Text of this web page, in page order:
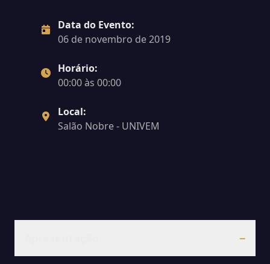
Data do Evento:
06 de novembro de 2019
Horário:
00:00 às 00:00
Local:
Salão Nobre - UNIVEM
−